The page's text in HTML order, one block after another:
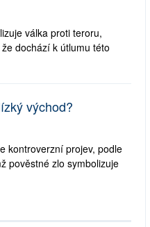
válka proti teroru,
dochází k útlumu této
východ?
kontroverzní projev, podle
pověstné zlo symbolizuje